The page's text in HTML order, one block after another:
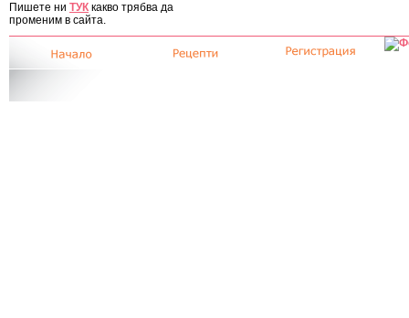
Пишете ни ТУК какво трябва да
променим в сайта.